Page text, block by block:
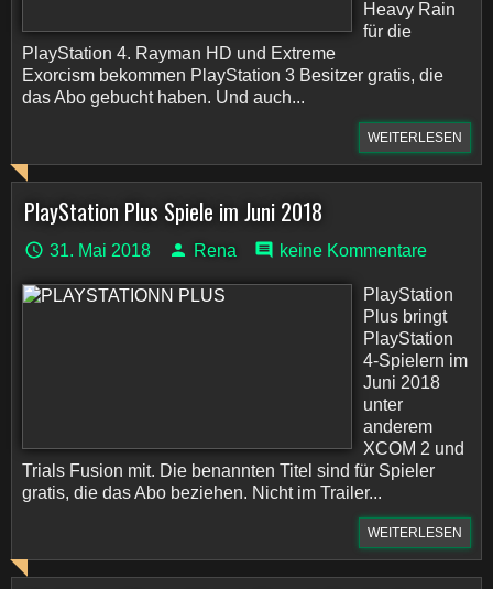
Heavy Rain
für die
PlayStation 4. Rayman HD und Extreme
Exorcism bekommen PlayStation 3 Besitzer gratis, die
das Abo gebucht haben. Und auch...
WEITERLESEN
PlayStation Plus Spiele im Juni 2018
31. Mai 2018 Rena keine Kommentare
PlayStation
Plus bringt
PlayStation
4-Spielern im
Juni 2018
unter
anderem
XCOM 2 und
Trials Fusion mit. Die benannten Titel sind für Spieler
gratis, die das Abo beziehen. Nicht im Trailer...
WEITERLESEN